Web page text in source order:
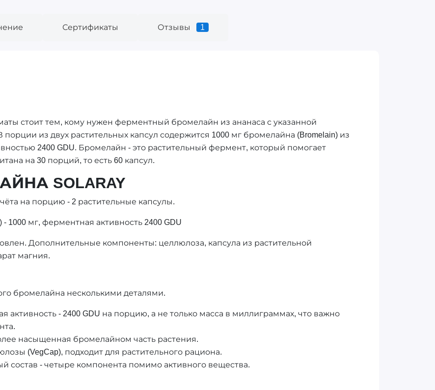
Сертификаты Отзывы 1
стоит тем, кому нужен ферментный бромелайн из ананаса с указанной
порции из двух растительных капсул содержится 1000 мг бромелайна (Bromelain) из
2400 GDU. Бромелайн - это растительный фермент, который помогает
на 30 порций, то есть 60 капсул.
SOLARAY
на порцию - 2 растительные капсулы.
- 1000 мг, ферментная активность 2400 GDU
Дополнительные компоненты: целлюлоза, капсула из растительной
магния.
бромелайна несколькими деталями.
активность - 2400 GDU на порцию, а не только масса в миллиграммах, что важно
насыщенная бромелайном часть растения.
(VegCap), подходит для растительного рациона.
состав - четыре компонента помимо активного вещества.